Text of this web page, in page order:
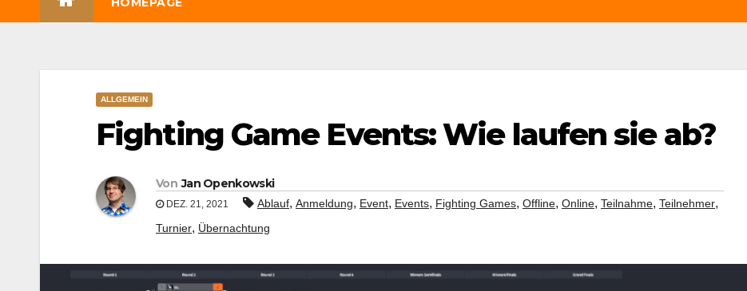
ALLGEMEIN
Fighting Game Events: Wie laufen sie ab?
Von Jan Openkowski
DEZ. 21, 2021 Ablauf, Anmeldung, Event, Events, Fighting Games, Offline, Online, Teilnahme, Teilnehmer,
Turnier, Übernachtung